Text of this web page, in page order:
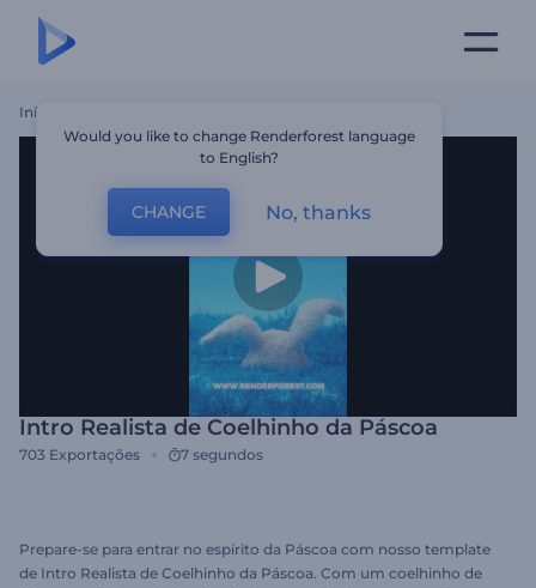
Início
Intro Realista de Coelhinho da Páscoa
703 Exportações 7 segundos
Prepare-se para entrar no espírito da Páscoa com nosso template
de Intro Realista de Coelhinho da Páscoa. Com um coelhinho de
Would you like to change Renderforest language
to English?
CHANGE No, thanks